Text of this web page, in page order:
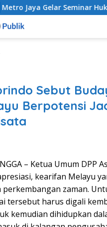
Gelar Seminar Hukum
Sebut
Berpotensi
– Ketua Umum DPP
kearifan Melayu
perkembangan zaman.
tersebut harus digali
kemudian dihidupkan